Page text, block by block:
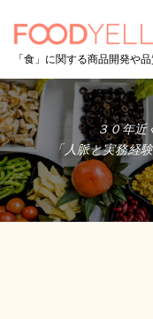
ツ
へ
ス
キ
ッ
プ
「食」に関する商品開発や
TOP
CONTACT
３０年近
「人脈と実務経